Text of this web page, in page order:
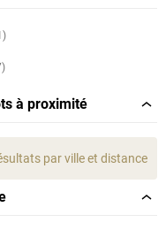
à proximité
par ville et distance